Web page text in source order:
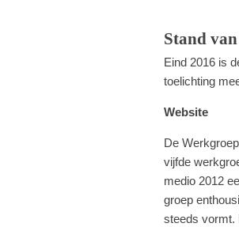
Stand
Eind 2016 is
toelichting
Website
De
vijfde
medio 2012
groep
steeds vormt.